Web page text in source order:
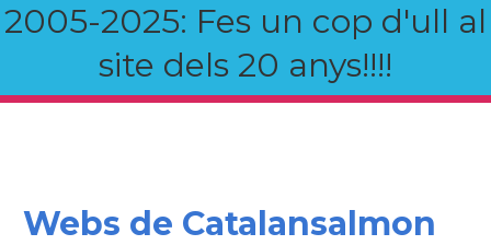
2005-2025: Fes un cop d'ull al
site dels 20 anys!!!!
Webs de Catalansalmon